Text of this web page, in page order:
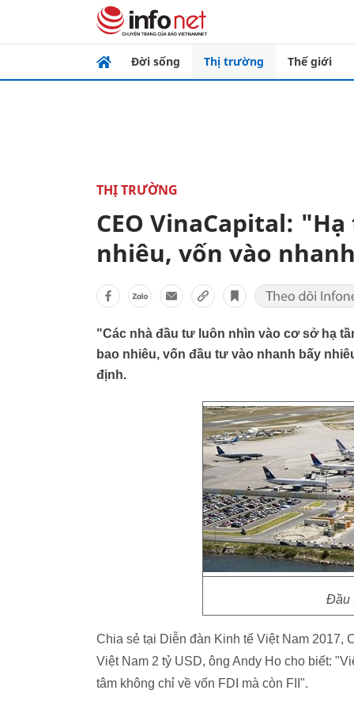
Đời sống Thị trường Thế giới
THỊ TRƯỜNG
CEO VinaCapital:
nhiêu, vốn vào
"Các nhà đầu tư luôn nhìn vào cơ sở hạ
bao nhiêu, vốn đầu tư vào nhanh bấy
định.
Đầu
Chia sẻ tại Diễn đàn Kinh tế Việt Nam 2017,
Việt Nam 2 tỷ USD, ông Andy Ho cho biết:
tâm không chỉ về vốn FDI mà còn FII".